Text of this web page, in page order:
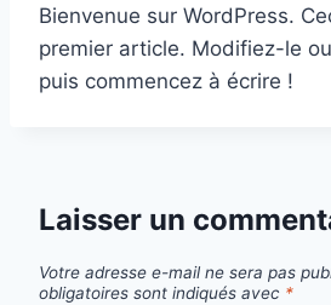
Bienvenue sur WordPress.
premier article. Modifiez-le
puis commencez à écrire !
Laisser un
Votre adresse e-mail ne sera pas
obligatoires sont indiqués avec *